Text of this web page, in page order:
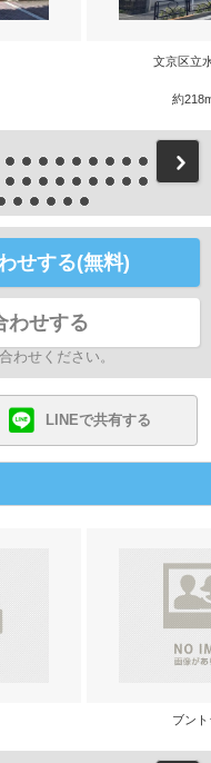
文京区立
約
せする(無料)
わせする
わせください。
LINEで共有する
ブン